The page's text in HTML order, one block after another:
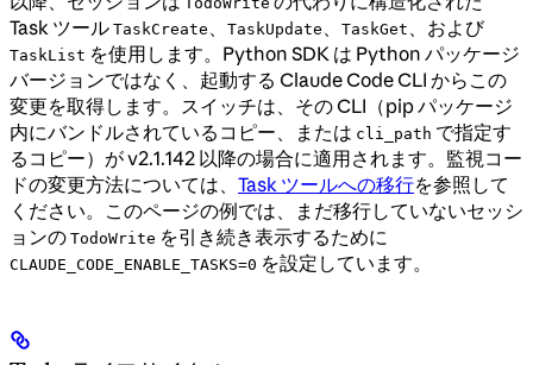
Task ツール TaskCreate 、 TaskUpdate 、 TaskGet 、および
TaskList を使用します。Python SDK は Python パッケージ
バージョンではなく、起動する Claude Code CLI からこの
変更を取得します。スイッチは、その CLI（pip パッケージ
内にバンドルされているコピー、または cli_path で指定す
るコピー）が v2.1.142 以降の場合に適用されます。監視コー
ドの変更方法については、 Task ツールへの移行を参照して
ください。このページの例では、まだ移行していないセッシ
ョンの TodoWrite を引き続き表示するために
CLAUDE_CODE_ENABLE_TASKS=0 を設定しています。